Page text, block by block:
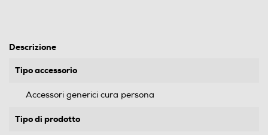
Descrizione
Tipo accessorio
Accessori generici cura persona
Tipo di prodotto